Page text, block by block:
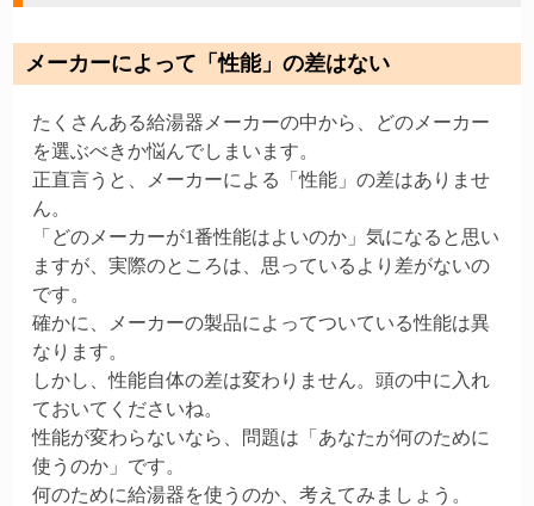
メーカーによって「性能」の差はない
たくさんある給湯器メーカーの中から、どのメーカー
を選ぶべきか悩んでしまいます。
正直言うと、メーカーによる「性能」の差はありませ
ん。
「どのメーカーが1番性能はよいのか」気になると思い
ますが、実際のところは、思っているより差がないの
です。
確かに、メーカーの製品によってついている性能は異
なります。
しかし、性能自体の差は変わりません。頭の中に入れ
ておいてくださいね。
性能が変わらないなら、問題は「あなたが何のために
使うのか」です。
何のために給湯器を使うのか、考えてみましょう。